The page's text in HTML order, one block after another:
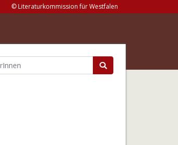
© Literaturkommission für Westfalen